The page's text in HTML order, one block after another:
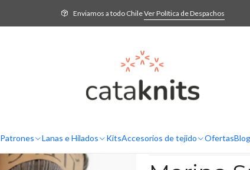
Patrones Lanas e Hilados KitsAccesorios de tejido OfertasBlog
Enviamos a todo ChileVer Política de Despachos
Lanas e Hilados Por Grosor [2] Sport Merino Sport –
SELECCIONA EL COLOR
Corrode